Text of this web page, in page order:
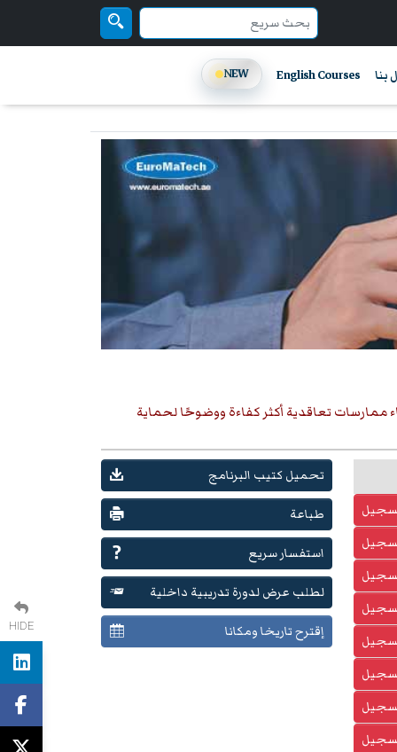
بنا English Courses
NEW
ممارسات تعاقدية أكثر كفاءة ووضوحًا لحماية
تحميل كتيب البرنامج
طباعة
استفسار سريع
لطلب عرض لدورة تدريبية داخلية
إقترح تاريخا ومكانا HIDE